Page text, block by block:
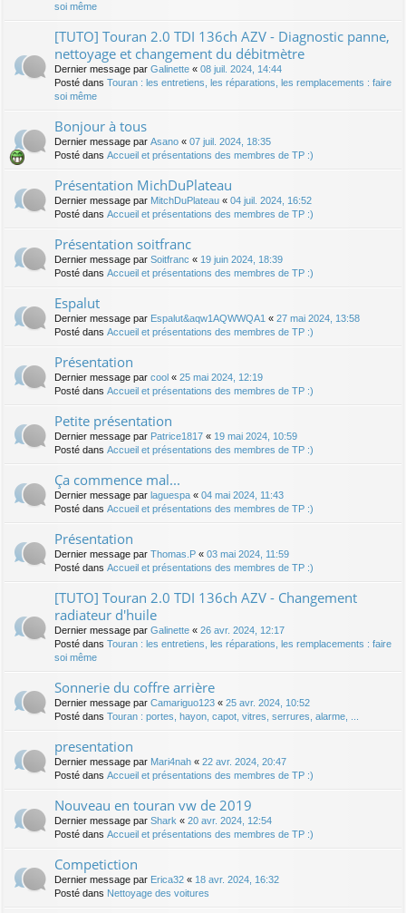
soi même
[TUTO] Touran 2.0 TDI 136ch AZV - Diagnostic panne,
nettoyage et changement du débitmètre
Dernier message par Galinette « 08 juil. 2024, 14:44
Posté dans Touran : les entretiens, les réparations, les remplacements : faire
soi même
Bonjour à tous
Dernier message par Asano « 07 juil. 2024, 18:35
Posté dans Accueil et présentations des membres de TP :)
Présentation MichDuPlateau
Dernier message par MitchDuPlateau « 04 juil. 2024, 16:52
Posté dans Accueil et présentations des membres de TP :)
Présentation soitfranc
Dernier message par Soitfranc « 19 juin 2024, 18:39
Posté dans Accueil et présentations des membres de TP :)
Espalut
Dernier message par Espalut&aqw1AQWWQA1 « 27 mai 2024, 13:58
Posté dans Accueil et présentations des membres de TP :)
Présentation
Dernier message par cool « 25 mai 2024, 12:19
Posté dans Accueil et présentations des membres de TP :)
Petite présentation
Dernier message par Patrice1817 « 19 mai 2024, 10:59
Posté dans Accueil et présentations des membres de TP :)
Ça commence mal...
Dernier message par laguespa « 04 mai 2024, 11:43
Posté dans Accueil et présentations des membres de TP :)
Présentation
Dernier message par Thomas.P « 03 mai 2024, 11:59
Posté dans Accueil et présentations des membres de TP :)
[TUTO] Touran 2.0 TDI 136ch AZV - Changement
radiateur d'huile
Dernier message par Galinette « 26 avr. 2024, 12:17
Posté dans Touran : les entretiens, les réparations, les remplacements : faire
soi même
Sonnerie du coffre arrière
Dernier message par Camariguo123 « 25 avr. 2024, 10:52
Posté dans Touran : portes, hayon, capot, vitres, serrures, alarme, ...
presentation
Dernier message par Mari4nah « 22 avr. 2024, 20:47
Posté dans Accueil et présentations des membres de TP :)
Nouveau en touran vw de 2019
Dernier message par Shark « 20 avr. 2024, 12:54
Posté dans Accueil et présentations des membres de TP :)
Competiction
Dernier message par Erica32 « 18 avr. 2024, 16:32
Posté dans Nettoyage des voitures